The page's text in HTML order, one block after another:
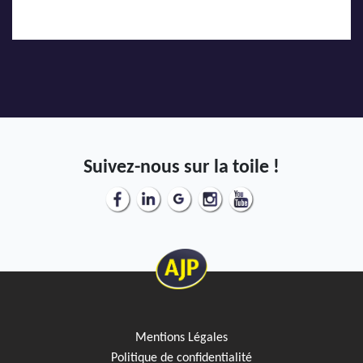
Suivez-nous sur la toile !
Mentions Légales
Politique de confidentialité